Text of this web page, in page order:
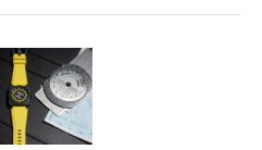
Atelier: storia